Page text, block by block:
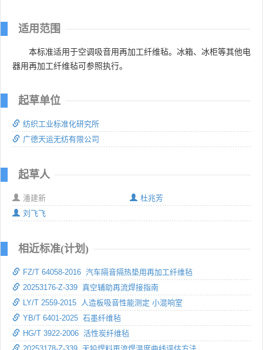
适用范围
本标准适用于空调吸音用再加工纤维毡。冰箱、冰柜等其他电
器用再加工纤维毡可参照执行。
起草单位
纺织工业标准化研究所
广德天运无纺有限公司
起草人
潘建新
杜兆芳
刘飞飞
相近标准(计划)
FZ/T 64058-2016 汽车隔音隔热垫用再加工纤维毡
20253176-Z-339 真空辅助再流焊接指南
LY/T 2559-2015 人造板吸音性能测定 小混响室
YB/T 6401-2025 石墨纤维毡
HG/T 3922-2006 活性炭纤维毡